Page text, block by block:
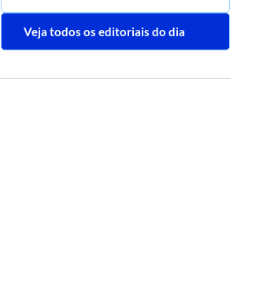
Veja todos os editoriais do dia